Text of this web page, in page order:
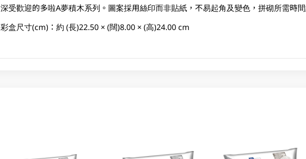
深受歡迎的多啦A夢積木系列。圖案採用絲印而非貼紙，不易起角及變色，拼砌所需時
彩盒尺寸(cm)：約 (長)22.50 × (闊)8.00 × (高)24.00 cm